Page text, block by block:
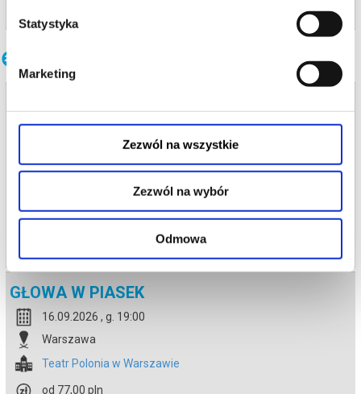
Statystyka
Marketing
Zezwól na wszystkie
Zezwól na wybór
Odmowa
15.09.2026 , g. 19:00
Teatr Polonia w Warszawie
kup bilet
GŁOWA W PIASEK
16.09.2026 , g. 19:00
Warszawa
Teatr Polonia w Warszawie
od 77,00 pln